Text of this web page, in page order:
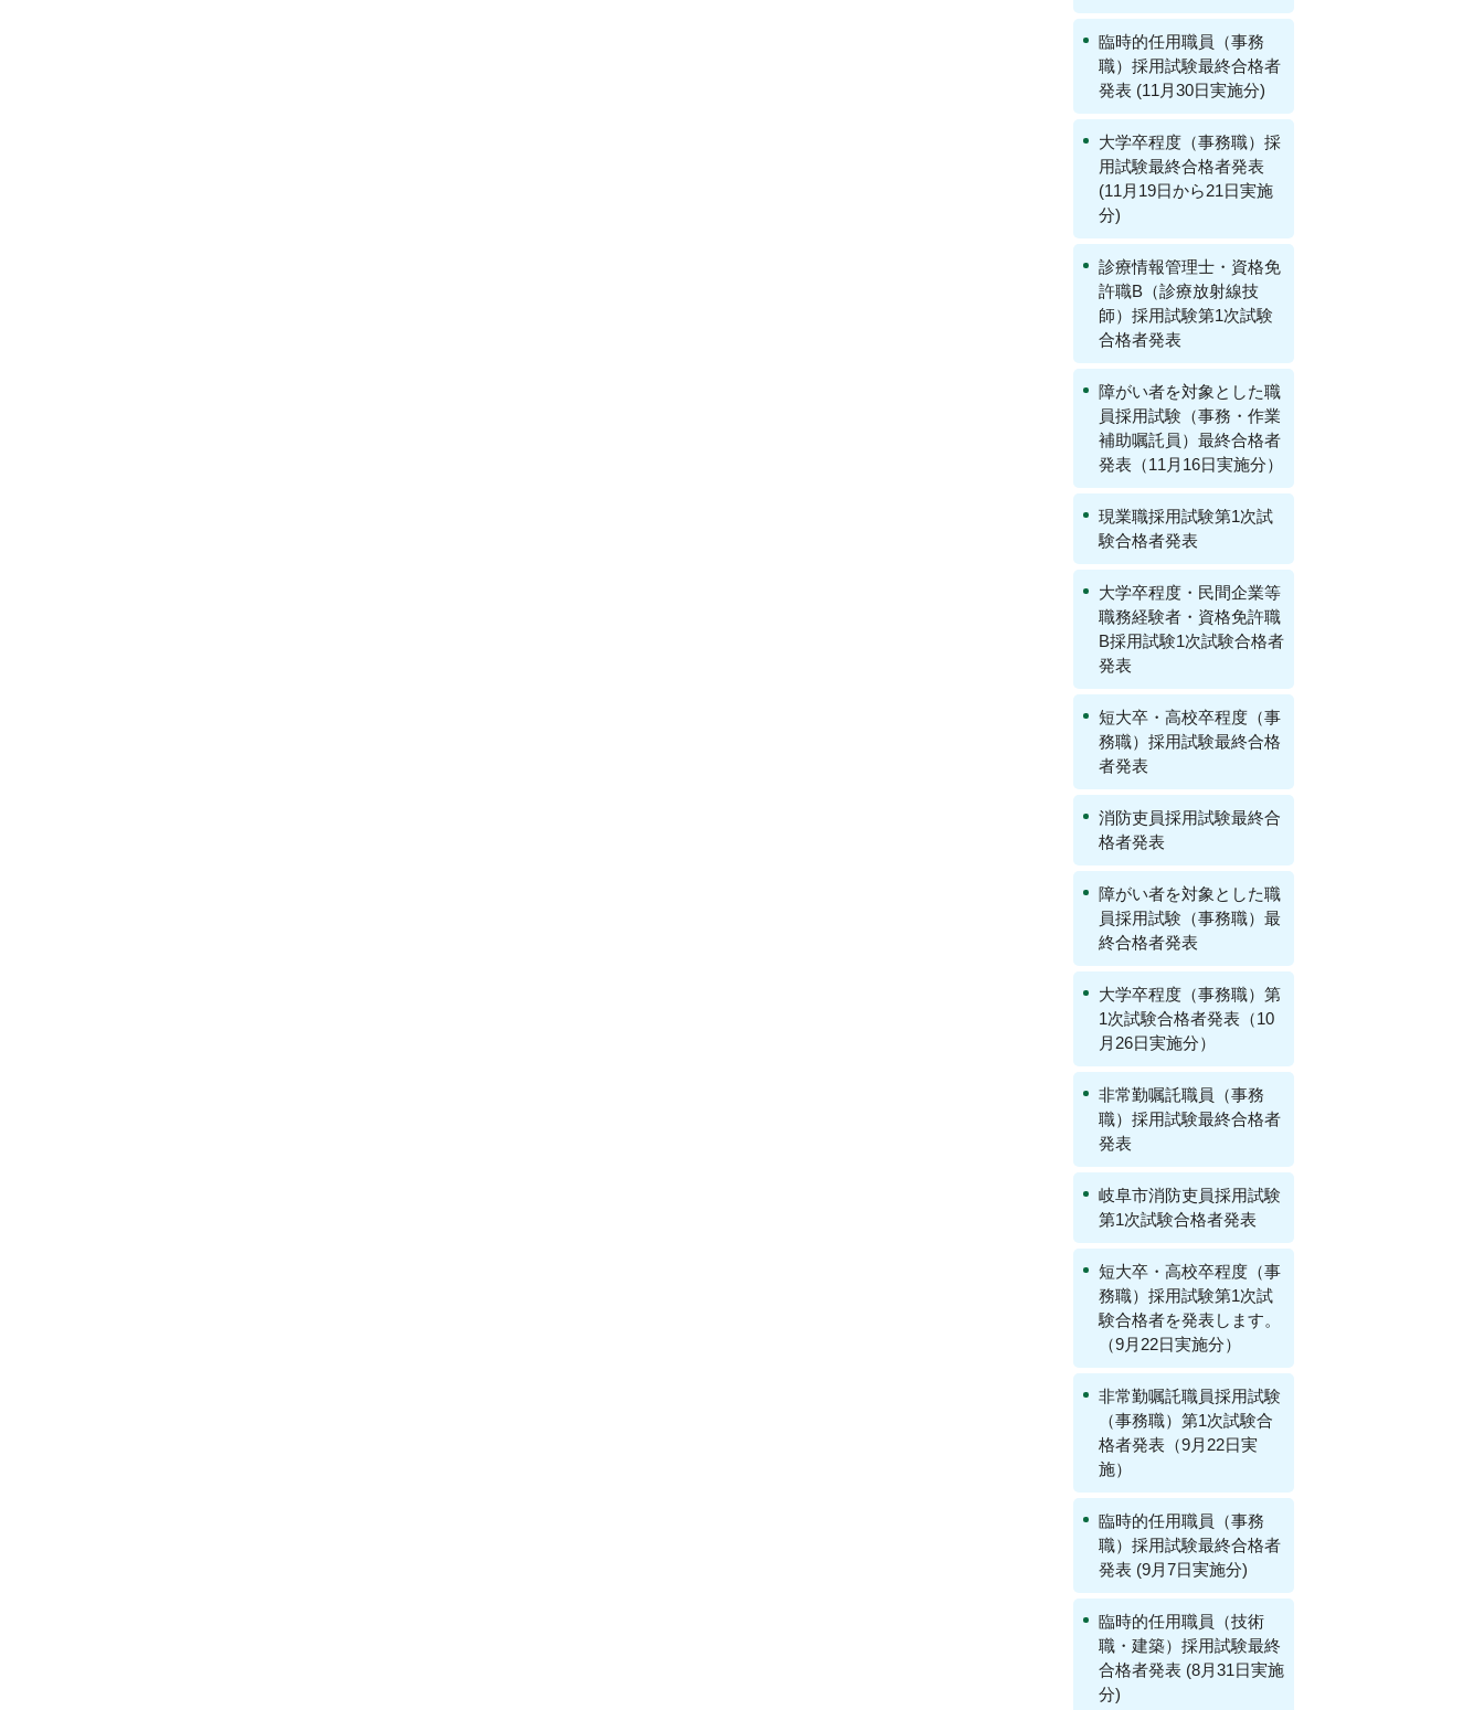
臨時的任用職員（事務
職）採用試験最終合格者
発表 (11月30日実施分)
大学卒程度（事務職）採
用試験最終合格者発表
(11月19日から21日実施
分)
診療情報管理士・資格免
許職B（診療放射線技
師）採用試験第1次試験
合格者発表
障がい者を対象とした職
員採用試験（事務・作業
補助嘱託員）最終合格者
発表（11月16日実施分）
現業職採用試験第1次試
験合格者発表
大学卒程度・民間企業等
職務経験者・資格免許職
B採用試験1次試験合格者
発表
短大卒・高校卒程度（事
務職）採用試験最終合格
者発表
消防吏員採用試験最終合
格者発表
障がい者を対象とした職
員採用試験（事務職）最
終合格者発表
大学卒程度（事務職）第
1次試験合格者発表（10
月26日実施分）
非常勤嘱託職員（事務
職）採用試験最終合格者
発表
岐阜市消防吏員採用試験
第1次試験合格者発表
短大卒・高校卒程度（事
務職）採用試験第1次試
験合格者を発表します。
（9月22日実施分）
非常勤嘱託職員採用試験
（事務職）第1次試験合
格者発表（9月22日実
施）
臨時的任用職員（事務
職）採用試験最終合格者
発表 (9月7日実施分)
臨時的任用職員（技術
職・建築）採用試験最終
合格者発表 (8月31日実施
分)